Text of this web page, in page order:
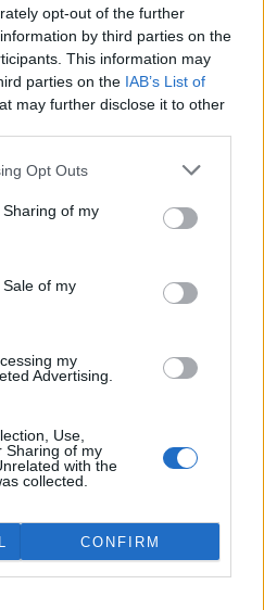
opt-out of the further
by third parties on the
This information may
parties on the IAB’s List of
may further disclose it to other
Opt Outs
of my
of my
my
Advertising.
Use,
Sharing of my
with the
collected.
CONFIRM
shání peníze na péči o
)
Útulek pro zvířata v
Lanškrouně shání peníze na
čínského chocholáče.
000 korun, uvedlo na svémwebu
Heroes.
zakázaný rybolov na nádrži
Kvůli nízké hladině vody je
dočasně zakázaný rybolov na
umístili přístroje do Modlanské
pomáhá provzdušňovat technika.
ryb. Kontroly kolem revírů jsou
ztrátám předejít nedá. ČTK o tom
rybářů Jan Skalský.
oprava Veseckého